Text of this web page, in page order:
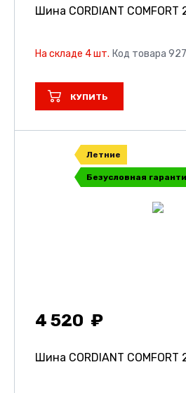
Шина CORDIANT COMFORT
На складе 4 шт. Код товара
КУПИТЬ
Летние
Безусловная
4 520
Шина CORDIANT COMFORT